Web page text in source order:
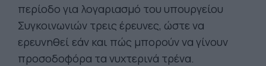
περίοδο για λογαριασμό του υπουργείου
Συγκοινωνιών τρεις έρευνες, ώστε να
ερευνηθεί εάν και πώς μπορούν να γίνουν
προσοδοφόρα τα νυχτερινά τρένα.